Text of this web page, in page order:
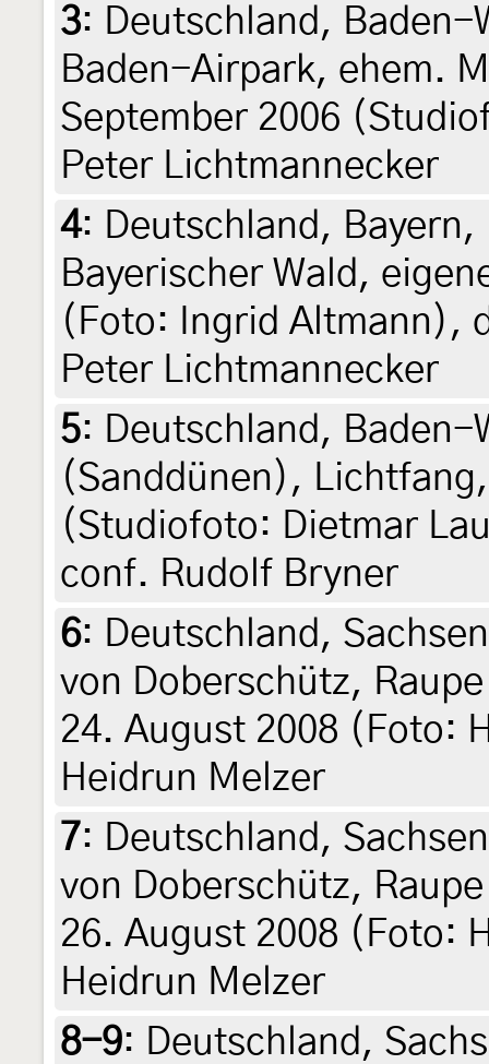
3: Deutschland,
Baden-Airpark, ehem.
September 2006
Peter Lichtmannecker
4: Deutschland,
Bayerischer Wald,
(Foto: Ingrid Altmann),
Peter Lichtmannecker
5: Deutschland,
(Sanddünen),
(Studiofoto: Dietmar
conf. Rudolf Bryner
6: Deutschland,
von Doberschütz,
24. August 2008 (Foto:
Heidrun Melzer
7: Deutschland,
von Doberschütz,
26. August 2008 (Foto:
Heidrun Melzer
8-9: Deutschland,